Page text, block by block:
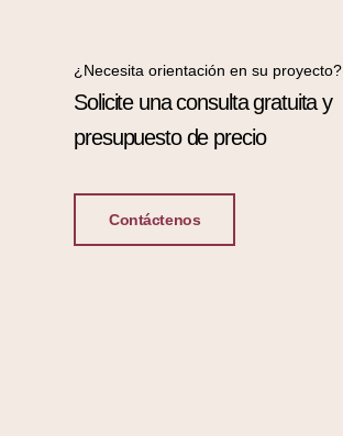
¿Necesita orientación en su proyecto?
Solicite una consulta gratuita y
presupuesto de precio
Contáctenos